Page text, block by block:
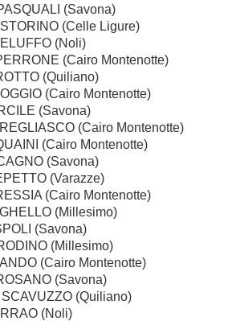
(Savona)
(Celle Ligure)
(Noli)
(Cairo Montenotte)
(Quiliano)
(Cairo Montenotte)
(Savona)
(Cairo Montenotte)
(Cairo Montenotte)
(Savona)
(Varazze)
(Cairo Montenotte)
(Millesimo)
(Savona)
(Millesimo)
(Cairo Montenotte)
(Savona)
(Quiliano)
(Noli)